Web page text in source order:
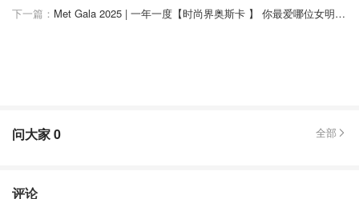
下一篇：
Met Gala 2025 | 一年一度【时尚界奥斯卡 】 你最爱哪位女明星的红毯造型？
问大家0 全部
评论